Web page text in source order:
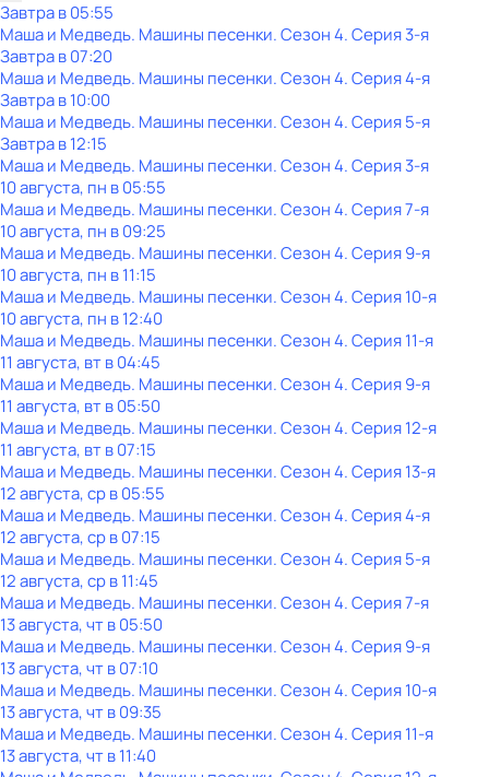
Завтра в 05:55
Маша и Медведь. Машины песенки. Сезон 4. Серия 3-я
Завтра в 07:20
Маша и Медведь. Машины песенки. Сезон 4. Серия 4-я
Завтра в 10:00
Маша и Медведь. Машины песенки. Сезон 4. Серия 5-я
Завтра в 12:15
Маша и Медведь. Машины песенки. Сезон 4. Серия 3-я
10 августа, пн в 05:55
Маша и Медведь. Машины песенки. Сезон 4. Серия 7-я
10 августа, пн в 09:25
Маша и Медведь. Машины песенки. Сезон 4. Серия 9-я
10 августа, пн в 11:15
Маша и Медведь. Машины песенки. Сезон 4. Серия 10-я
10 августа, пн в 12:40
Маша и Медведь. Машины песенки. Сезон 4. Серия 11-я
11 августа, вт в 04:45
Маша и Медведь. Машины песенки. Сезон 4. Серия 9-я
11 августа, вт в 05:50
Маша и Медведь. Машины песенки. Сезон 4. Серия 12-я
11 августа, вт в 07:15
Маша и Медведь. Машины песенки. Сезон 4. Серия 13-я
12 августа, ср в 05:55
Маша и Медведь. Машины песенки. Сезон 4. Серия 4-я
12 августа, ср в 07:15
Маша и Медведь. Машины песенки. Сезон 4. Серия 5-я
12 августа, ср в 11:45
Маша и Медведь. Машины песенки. Сезон 4. Серия 7-я
13 августа, чт в 05:50
Маша и Медведь. Машины песенки. Сезон 4. Серия 9-я
13 августа, чт в 07:10
Маша и Медведь. Машины песенки. Сезон 4. Серия 10-я
13 августа, чт в 09:35
Маша и Медведь. Машины песенки. Сезон 4. Серия 11-я
13 августа, чт в 11:40